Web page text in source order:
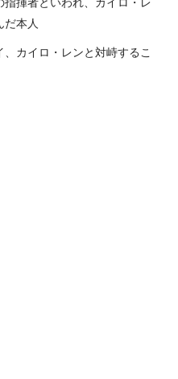
だ本人
カイロ・レンと対峙するこ